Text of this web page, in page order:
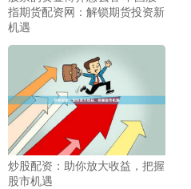
指期货配资网：解锁期货投资新
机遇
炒股配资：助你放大收益，把握
股市机遇